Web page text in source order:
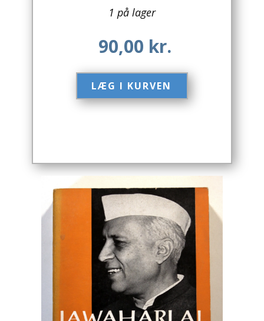
Biografier / Erindringer
Børn / Unge
Børnebøger
Bryggerier
Drikkevare / Øl / Vin
Fantasy / Sciencefiction
1 på lager
90,00 kr.
LÆG I KURVEN​